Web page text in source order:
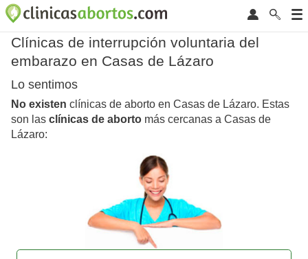
Clínicas de interrupción voluntaria del
embarazo en Casas de Lázaro
Lo sentimos
No existen clínicas de aborto en Casas de Lázaro. Estas
son las clínicas de aborto más cercanas a Casas de
Lázaro: